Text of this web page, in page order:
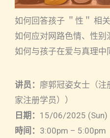
如何回答孩子 ＂性＂ 相关
如何应对网路色情、性别
如何与孩子在爱与真理中
讲员： 廖郭冠姿女士（注
家注册学员））
日期： 15/06/2025 (Sun)
時间 ： 3:00pm – 5:00pm